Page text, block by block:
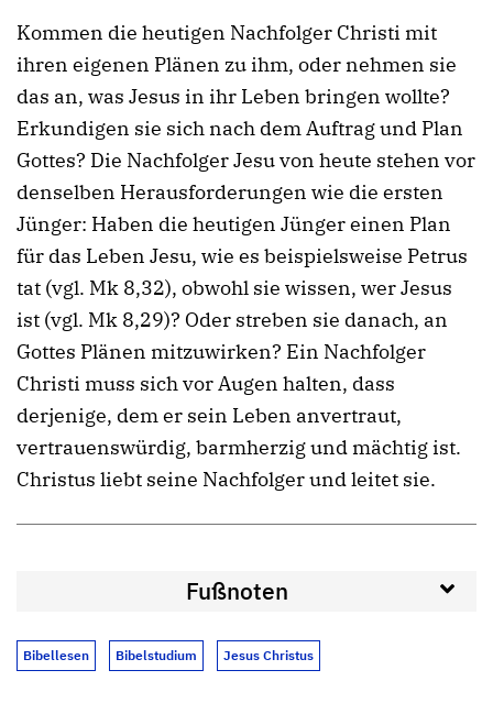
Kommen die heutigen Nachfolger Christi mit
ihren eigenen Plänen zu ihm, oder nehmen sie
das an, was Jesus in ihr Leben bringen wollte?
Erkundigen sie sich nach dem Auftrag und Plan
Gottes? Die Nachfolger Jesu von heute stehen vor
denselben Herausforderungen wie die ersten
Jünger: Haben die heutigen Jünger einen Plan
für das Leben Jesu, wie es beispielsweise Petrus
tat (vgl. Mk 8,32), obwohl sie wissen, wer Jesus
ist (vgl. Mk 8,29)? Oder streben sie danach, an
Gottes Plänen mitzuwirken? Ein Nachfolger
Christi muss sich vor Augen halten, dass
derjenige, dem er sein Leben anvertraut,
vertrauenswürdig, barmherzig und mächtig ist.
Christus liebt seine Nachfolger und leitet sie.
Fußnoten
Bibellesen Bibelstudium Jesus Christus